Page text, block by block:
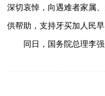
深切哀悼，向遇难者家属
供帮助，支持牙买加人民
同日，国务院总理李